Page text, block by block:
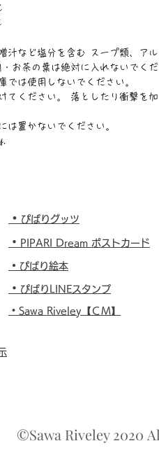
汁など塩分を含む スープ類、アル
お茶の葉は絶対に入れないでくだ
では使用しないでください。
てください。 落としたり衝撃を
は置かないでください。
・ ぴぱりグッツ
・ PIPARI Dream ポストカード
・ ぴぱり絵本
・ ぴぱりLINEスタンプ
​・ Sawa Riveley【ＣＭ】
©Sawa Riveley 2020